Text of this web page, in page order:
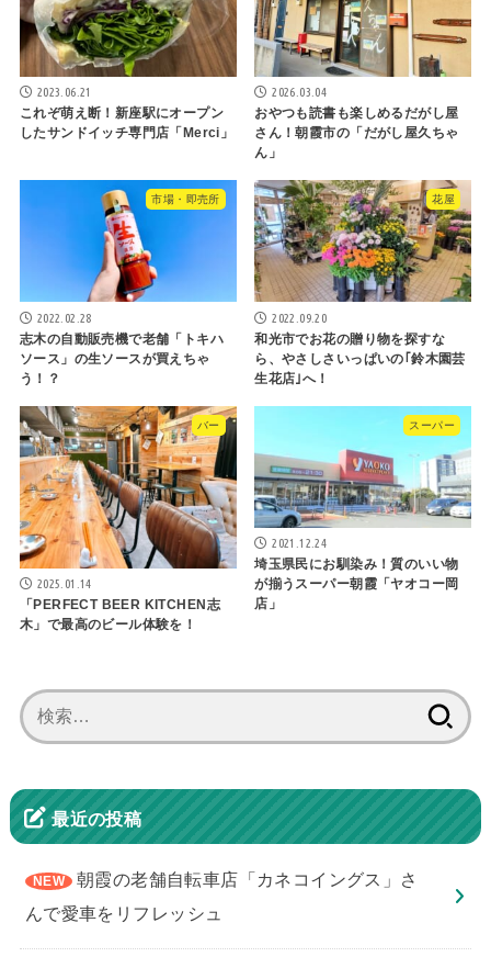
2023.06.21
これぞ萌え断！新座駅にオープン
したサンドイッチ専門店「Merci」
2026.03.04
おやつも読書も楽しめるだがし屋
さん！朝霞市の「だがし屋久ちゃ
ん」
市場・即売所
2022.02.28
志木の自動販売機で老舗「トキハ
ソース」の生ソースが買えちゃ
う！？
花屋
2022.09.20
和光市でお花の贈り物を探すな
ら、やさしさいっぱいの｢鈴木園芸
生花店｣へ！
バー
2025.01.14
「PERFECT BEER KITCHEN志
木」で最高のビール体験を！
スーパー
2021.12.24
埼玉県民にお馴染み！質のいい物
が揃うスーパー朝霞「ヤオコー岡
店」
索:
最近の投稿
朝霞の老舗自転車店「カネコイングス」さ
んで愛車をリフレッシュ